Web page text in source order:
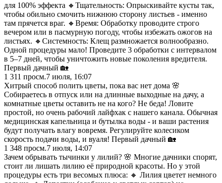
для 100% эффекта 🔸Тщательность: Опрыскивайте кусты так,
чтобы обильно смочить нижнюю сторону листьев - именно
там прячется враг. 🔸Время: Обработку проводите строго
вечером или в пасмурную погоду, чтобы избежать ожогов на
листьях. 🔸Системность: Клещ размножается волнообразно.
Одной процедуры мало! Проведите 3 обработки с интервалом
в 5–7 дней, чтобы уничтожить новые поколения вредителя.
Первый дачный 🏡
1 311 просм.7 июля, 16:07
Хитрый способ полить цветы, пока вас нет дома 🌸
Собираетесь в отпуск или на длинные выходные на дачу, а
комнатные цветы оставить не на кого? Не беда! Ловите
простой, но очень рабочий лайфхак с нашего канала. Обычная
медицинская капельница и бутылка воды - и ваши растения
будут получать влагу вовремя. Регулируйте колесиком
скорость подачи воды, и вуаля! Первый дачный 🏡
1 348 просм.7 июля, 14:07
Зачем обрывать тычинки у лилий? 🌸 Многие дачники спорят,
стоит ли лишать лилию её природной красоты. Но у этой
процедуры есть три весомых плюса: 🔸 Лилия цветет немного